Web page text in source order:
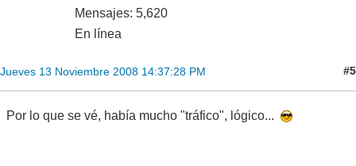
Mensajes: 5,620
En línea
Jueves 13 Noviembre 2008 14:37:28 PM #5
Por lo que se vé, había mucho "tráfico", lógico...